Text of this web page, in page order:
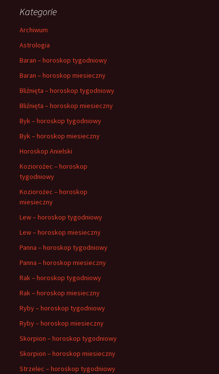
Kategorie
Archiwum
Astrologia
Baran – horoskop tygodniowy
Baran – horoskop miesieczny
Bliźnięta – horoskop tygodniowy
Bliźnięta – horoskop miesieczny
Byk – horoskop tygodniowy
Byk – horoskop miesieczny
Horoskop Anielski
Koziorożec – horoskop
tygodniowy
Koziorożec – horoskop
miesieczny
Lew – horoskop tygodniowy
Lew – horoskop miesieczny
Panna – horoskop tygodniowy
Panna – horoskop miesieczny
Rak – horoskop tygodniowy
Rak – horoskop miesieczny
Ryby – horoskop tygodniowy
Ryby – horoskop miesieczny
Skorpion – horoskop tygodniowy
Skorpion – horoskop miesieczny
Strzelec – horoskop tygodniowy